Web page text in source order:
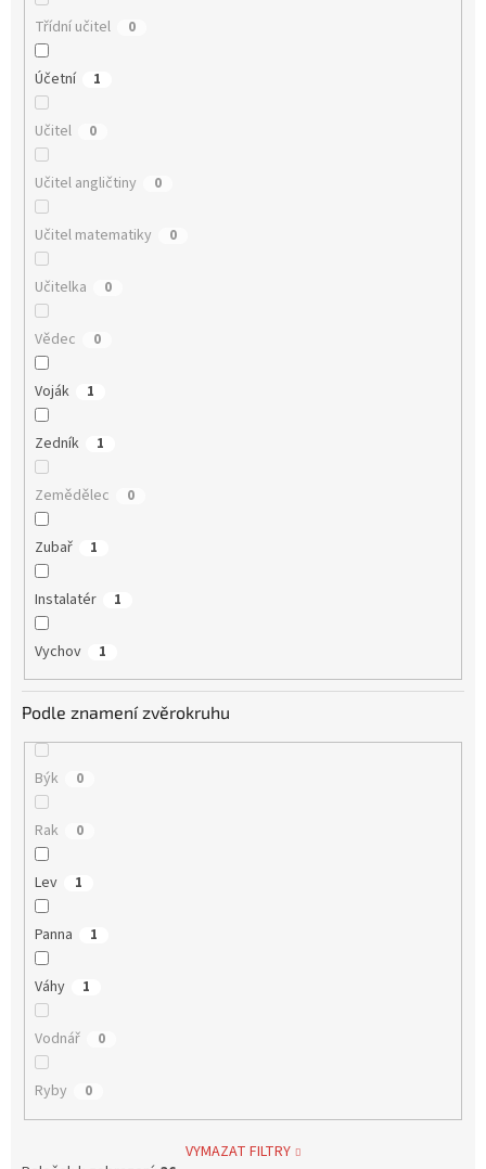
Třídní učitel 0
Účetní 1
Učitel 0
Učitel angličtiny 0
Učitel matematiky 0
Učitelka 0
Vědec 0
Voják 1
Zedník 1
Zemědělec 0
Zubař 1
Instalatér 1
Vychov 1
Podle znamení zvěrokruhu
Býk 0
Rak 0
Lev 1
Panna 1
Váhy 1
Vodnář 0
Ryby 0
VYMAZAT FILTRY